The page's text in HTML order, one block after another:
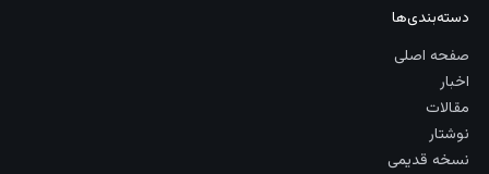
دسته‌بندی‌ها
صفحه اصلی
اخبار
مقالات
نوشتار
نسخه قدیمی